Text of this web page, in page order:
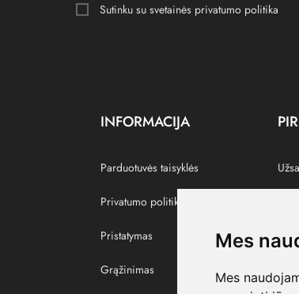
Mes
Mes
Sutinku su svetainės privatumo politika
INFORMACIJA
Parduotuvės taisyklės
Privatumo politika
Pristatymas
Grąžinimas